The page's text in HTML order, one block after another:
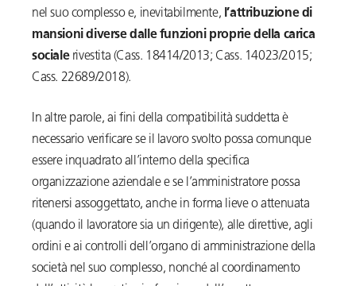
nel suo complesso e, inevitabilmente, l’attribuzione di
mansioni diverse dalle funzioni proprie della carica
socialerivestita (Cass. 18414/2013; Cass. 14023/2015;
Cass. 22689/2018).
In altre parole, ai fini della compatibilità suddetta è
necessario verificare se il lavoro svolto possa comunque
essere inquadrato all’interno della specifica
organizzazione aziendale e se l’amministratore possa
ritenersi assoggettato, anche in forma lieve o attenuata
(quando il lavoratore sia un dirigente), alle direttive, agli
ordini e ai controlli dell’organo di amministrazione della
società nel suo complesso, nonché al coordinamento